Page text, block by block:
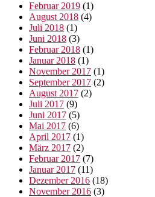
Februar 2019 (1)
August 2018 (4)
Juli 2018 (1)
Juni 2018 (3)
Februar 2018 (1)
Januar 2018 (1)
November 2017 (1)
September 2017 (2)
August 2017 (2)
Juli 2017 (9)
Juni 2017 (5)
Mai 2017 (6)
April 2017 (1)
März 2017 (2)
Februar 2017 (7)
Januar 2017 (11)
Dezember 2016 (18)
November 2016 (3)